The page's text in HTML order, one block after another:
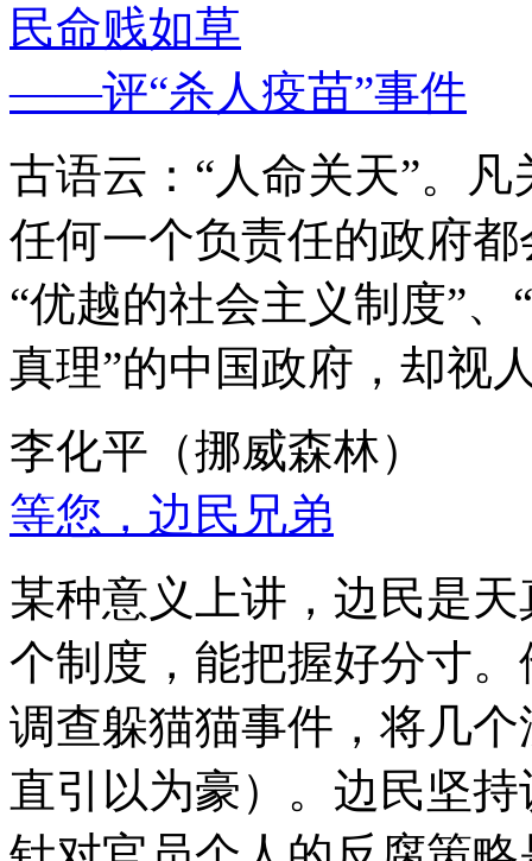
民命贱如草
——评“杀人疫苗”事件
古语云：“人命关天”。
任何一个负责任的政府
“优越的社会主义制度”
真理”的中国政府，却视
李化平（挪威森林）
等您，边民兄弟
某种意义上讲，边民是
个制度，能把握好分寸
调查躲猫猫事件，将几
直引以为豪）。边民坚